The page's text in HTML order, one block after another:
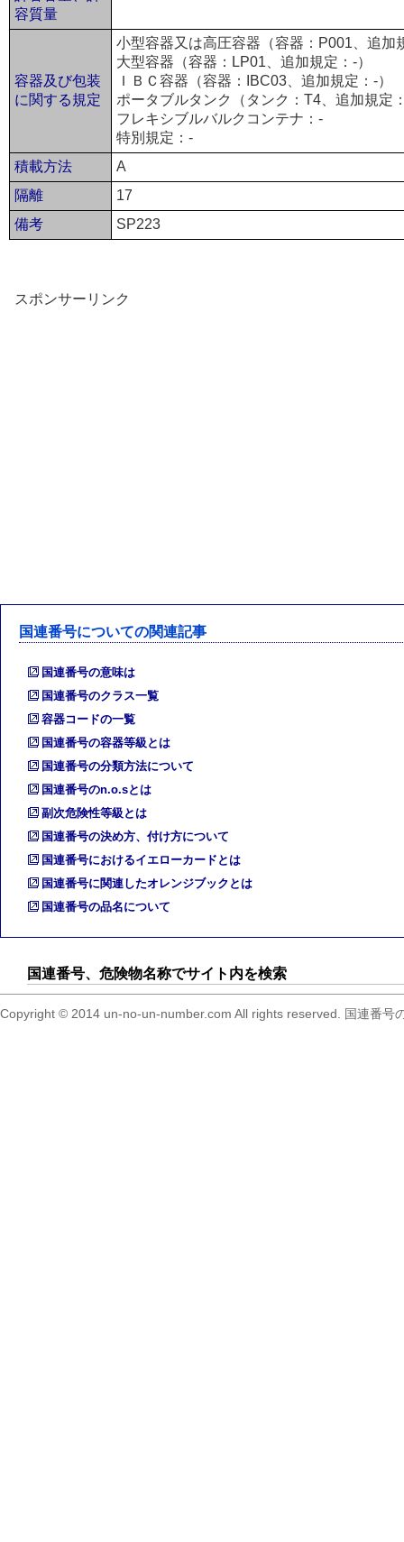
容質量
容器及び包装
に関する規定
小型容器又は高圧容器（容器：P001、追加
大型容器（容器：LP01、追加規定：-）
ＩＢＣ容器（容器：IBC03、追加規定：-）
ポータブルタンク（タンク：T4、追加規定
フレキシブルバルクコンテナ：-
特別規定：-
積載方法
A
隔離
17
備考
SP223
スポンサーリンク
国連番号についての関連記事
国連番号の意味は
国連番号のクラス一覧
容器コードの一覧
国連番号の容器等級とは
国連番号の分類方法について
国連番号のn.o.sとは
副次危険性等級とは
国連番号の決め方、付け方について
国連番号におけるイエローカードとは
国連番号に関連したオレンジブックとは
国連番号の品名について
国連番号、危険物名称でサイト内を検索
Copyright © 2014 un-no-un-number.com All rights reserved. 国連番号